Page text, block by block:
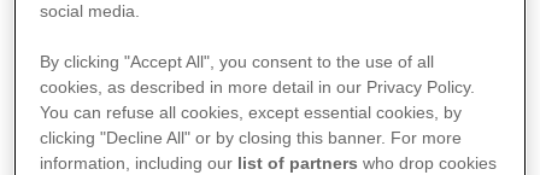
social media.
By clicking "Accept All", you consent to the use of all
cookies, as described in more detail in our Privacy Policy.
You can refuse all cookies, except essential cookies, by
clicking "Decline All" or by closing this banner. For more
information, including our list of partners who drop cookies